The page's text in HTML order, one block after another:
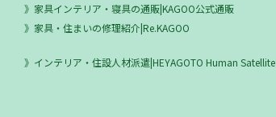
家具インテリア・寝具の通販|KAGOO公式通販
家具・住まいの修理紹介|Re.KAGOO
インテリア・住設人材派遣|HEYAGOTO Human Satellite